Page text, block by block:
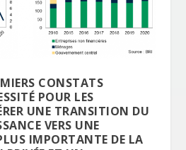
CONSTATS
POUR LES
UNE TRANSITION DU
VERS UNE
IMPORTANTE DE LA